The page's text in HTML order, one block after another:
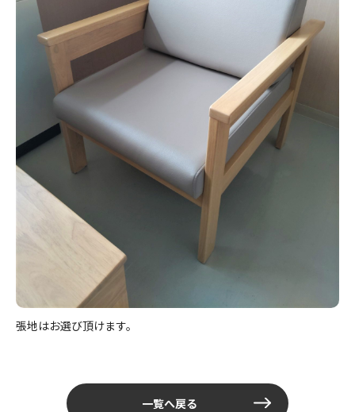
張地はお選び頂けます。
一覧へ戻る